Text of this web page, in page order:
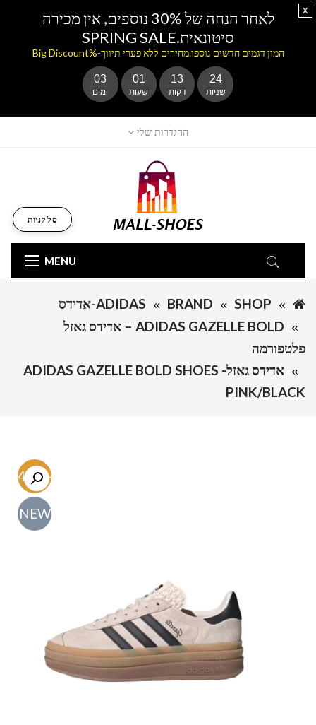
ההגדרות שלי
MENU
סל קניות
SHOP
BRAND
ADIDAS-אדידס
ADIDAS GAZELLE BOLD – אדידס גאזל
פלטפורמה
אדידס גאזל- ADIDAS GAZELLE BOLD SHOES
PINK/BLACK
-54.7%
NEW
לאחר הנחה של 30% נוספים, אין מכירה
סיטונאית.SPRING SALE
המון דגמים חדשים נוספו.מחירים ללא פערי תיווך-%Big Discount
03
ימים
01
שעות
13
דקות
24
שניות
x